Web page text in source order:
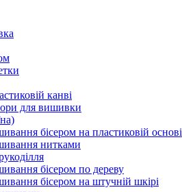
канві
для вишивки
бісером на пластиковій основі
нитками
бісером по дереву
бісером на штучній шкірі